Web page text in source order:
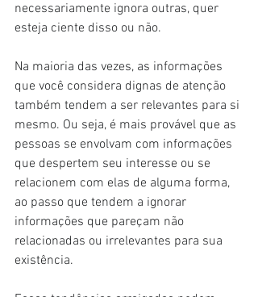
necessariamente ignora outras, quer
esteja ciente disso ou não.
Na maioria das vezes, as informações
que você considera dignas de atenção
também tendem a ser relevantes para si
mesmo. Ou seja, é mais provável que as
pessoas se envolvam com informações
que despertem seu interesse ou se
relacionem com elas de alguma forma,
ao passo que tendem a ignorar
informações que pareçam não
relacionadas ou irrelevantes para sua
existência.